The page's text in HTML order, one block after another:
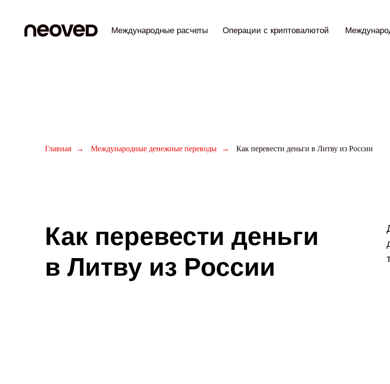
Операции с криптовалютой
Международные расчеты
Главная → Международные денежные переводы → Как перевести деньги в Литву из России
Как перевести деньги
в Литву из России